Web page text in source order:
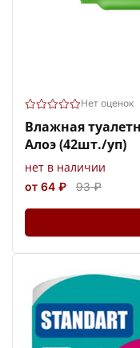
Нет оценок
Влажная
Алоэ (42шт./уп)
нет в наличии
от 64 ₽ 93 ₽